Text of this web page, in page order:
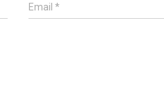
Email*